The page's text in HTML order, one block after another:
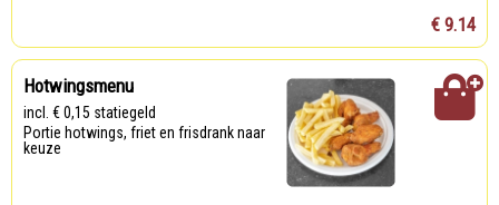
€ 9.14
Hotwingsmenu
incl. € 0,15 statiegeld
Portie hotwings, friet en frisdrank naar
keuze